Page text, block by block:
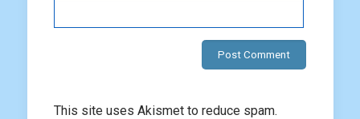
This site uses Akismet to reduce spam.